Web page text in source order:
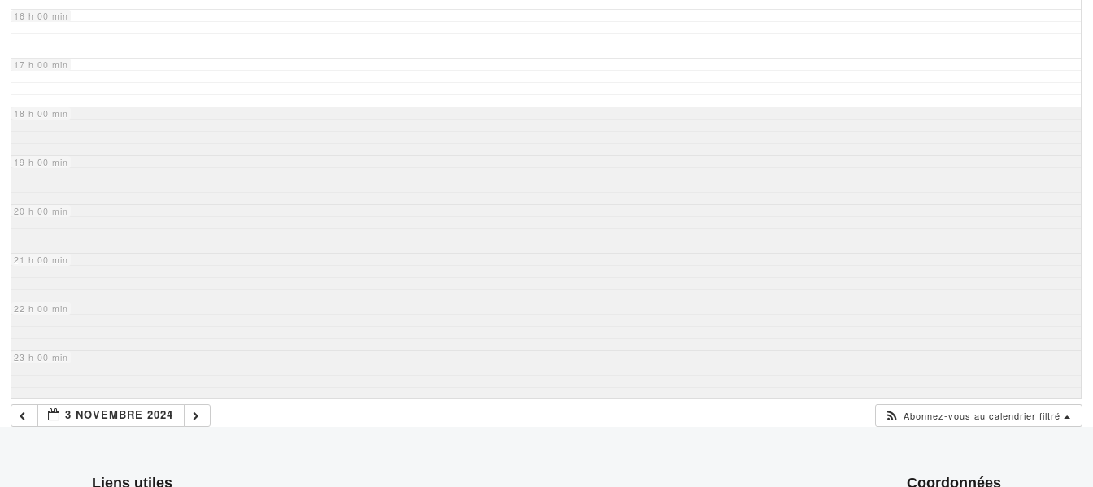
16 h 00 min
17 h 00 min
18 h 00 min
19 h 00 min
20 h 00 min
21 h 00 min
22 h 00 min
23 h 00 min
3 NOVEMBRE 2024 Abonnez-vous au calendrier filtré
Liens utiles Coordonnées